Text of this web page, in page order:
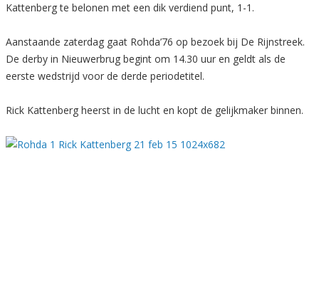
Kattenberg te belonen met een dik verdiend punt, 1-1.
Aanstaande zaterdag gaat Rohda’76 op bezoek bij De Rijnstreek.
De derby in Nieuwerbrug begint om 14.30 uur en geldt als de
eerste wedstrijd voor de derde periodetitel.
Rick Kattenberg heerst in de lucht en kopt de gelijkmaker binnen.